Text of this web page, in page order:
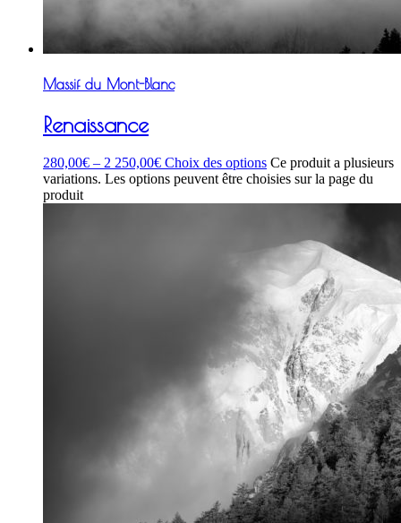
Massif du Mont-Blanc
Renaissance
280,00€ – 2 250,00€ Choix des options Ce produit a plusieurs
variations. Les options peuvent être choisies sur la page du
produit